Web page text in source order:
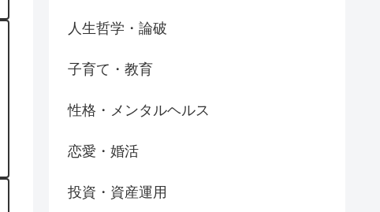
人生哲学・論破
子育て・教育
性格・メンタルヘルス
恋愛・婚活
投資・資産運用